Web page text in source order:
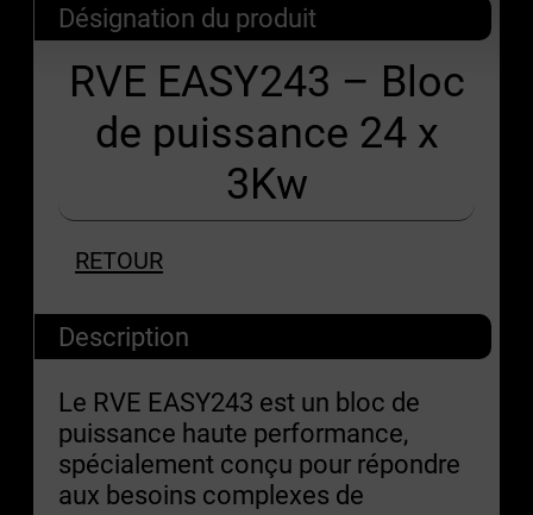
Désignation du produit
RVE EASY243 – Bloc
de puissance 24 x
3Kw
RETOUR
Description
Le RVE EASY243 est un bloc de
puissance haute performance,
spécialement conçu pour répondre
aux besoins complexes de